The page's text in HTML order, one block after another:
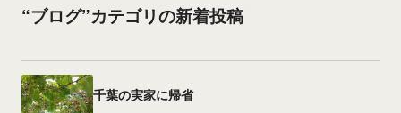
“ブログ”カテゴリの新着投稿
千葉の実家に帰省